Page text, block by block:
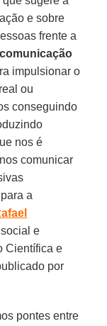
e sobre
frente a
impulsionar o
ou
conseguindo
nos é
comunicar
a
e
Científica e
por
pontes entre